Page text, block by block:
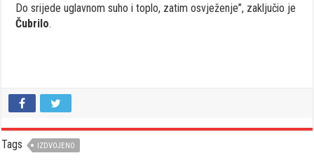
Do srijede uglavnom suho i toplo, zatim osvježenje”, zaključio je
Čubrilo.
Tags IZDVOJENO